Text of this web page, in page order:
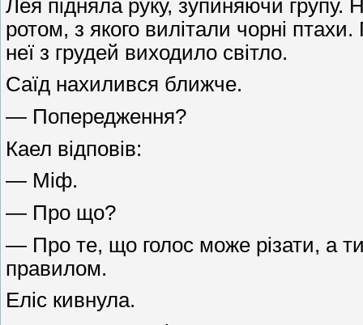
Лея підняла руку, зупиняючи групу.
ротом, з якого вилітали чорні
неї з грудей виходило світло.
Саїд нахилився ближче.
— Попередження?
Каел відповів:
— Міф.
— Про що?
— Про те, що голос може різати, а
правилом.
Еліс кивнула.